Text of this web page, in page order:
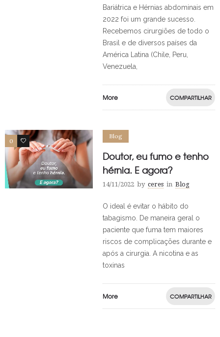
Bariátrica e Hérnias abdominais em
2022 foi um grande sucesso.
Recebemos cirurgiões de todo o
Brasil e de diversos países da
América Latina (Chile, Peru,
Venezuela,
More COMPARTILHAR
0 0
Blog
Doutor, eu fumo e tenho
hérnia. E agora?
14/11/2022 by ceres in Blog
O ideal é evitar o hábito do
tabagismo. De maneira geral o
paciente que fuma tem maiores
riscos de complicações durante e
após a cirurgia. A nicotina e as
toxinas
More COMPARTILHAR